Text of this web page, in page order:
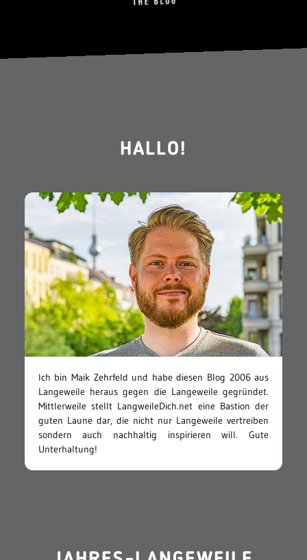
HALLO!
Ich bin Maik Zehrfeld und habe diesen Blog 2006 aus
Langeweile heraus gegen die Langeweile gegründet.
Mittlerweile stellt LangweileDich.net eine Bastion der
guten Laune dar, die nicht nur Langeweile vertreiben
sondern auch nachhaltig inspirieren will. Gute
Unterhaltung!